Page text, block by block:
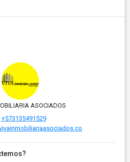
ASOCIADOS
+573135491529